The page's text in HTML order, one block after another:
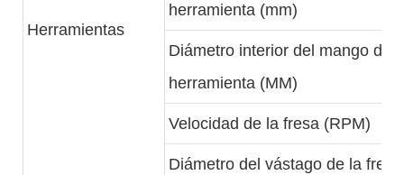
Herramientas
herramienta (mm)
Diámetro interior del mango de
herramienta (MM)
Velocidad de la fresa (RPM)
Diámetro del vástago de la fresa